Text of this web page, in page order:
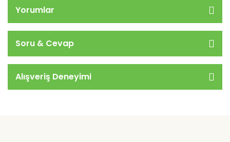
Yorumlar
Soru & Cevap
Alışveriş Deneyimi